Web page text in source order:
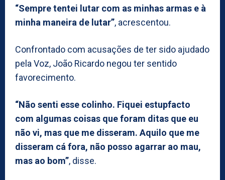
“Sempre tentei lutar com as minhas armas e à
minha maneira de lutar”, acrescentou.
Confrontado com acusações de ter sido ajudado
pela Voz, João Ricardo negou ter sentido
favorecimento.
“Não senti esse colinho. Fiquei estupfacto
com algumas coisas que foram ditas que eu
não vi, mas que me disseram. Aquilo que me
disseram cá fora, não posso agarrar ao mau,
mas ao bom”, disse.